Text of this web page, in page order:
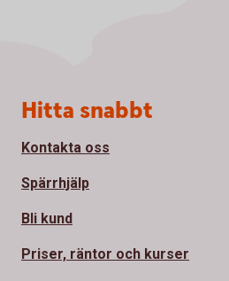
Sidfot
Hitta snabbt
Kontakta oss
Spärrhjälp
Bli kund
Priser, räntor och kurser